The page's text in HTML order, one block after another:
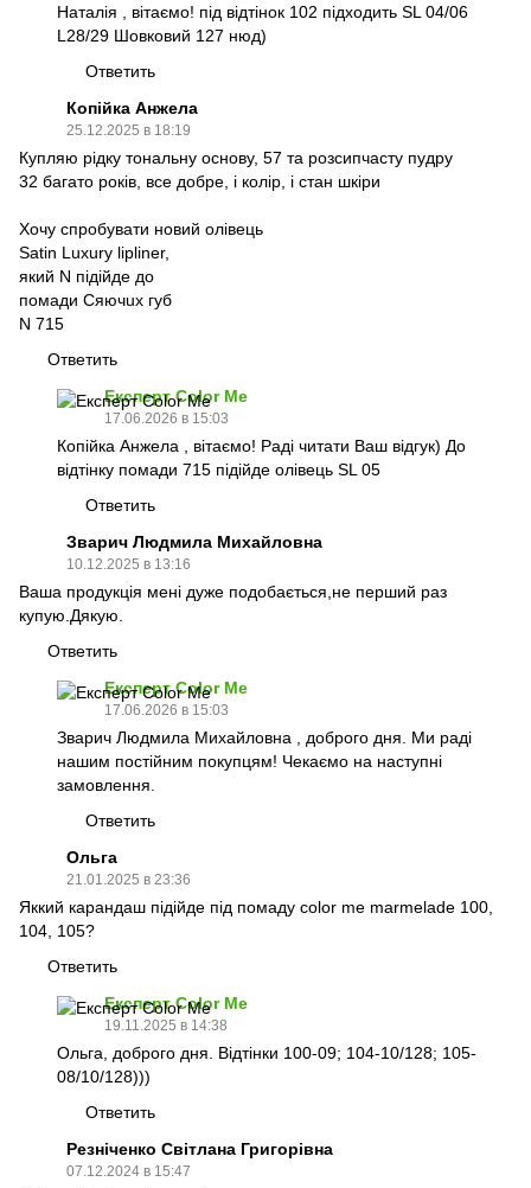
Наталія , вітаємо! під відтінок 102 підходить SL 04/06
L28/29 Шовковий 127 нюд)
Ответить
Копійка Анжела
25.12.2025 в 18:19
Купляю рідку тональну основу, 57 та розсипчасту пудру
32 багато років, все добре, і колір, і стан шкіри
Хочу спробувати новий олівець
Satin Luxury lipliner,
який N підійде до
помади Сяючuх губ
N 715
Ответить
Експерт Color Me
17.06.2026 в 15:03
Копійка Анжела , вітаємо! Раді читати Ваш відгук) До
відтінку помади 715 підійде олівець SL 05
Ответить
Зварич Людмила Михайловна
10.12.2025 в 13:16
Ваша продукція мені дуже подобається,не перший раз
купую.Дякую.
Ответить
Експерт Color Me
17.06.2026 в 15:03
Зварич Людмила Михайловна , доброго дня. Ми раді
нашим постійним покупцям! Чекаємо на наступні
замовлення.
Ответить
Ольга
21.01.2025 в 23:36
Яккий карандаш підійде під помаду color me marmelade 100,
104, 105?
Ответить
Експерт Color Me
19.11.2025 в 14:38
Ольга, доброго дня. Відтінки 100-09; 104-10/128; 105-
08/10/128)))
Ответить
Резніченко Світлана Григорівна
07.12.2024 в 15:47